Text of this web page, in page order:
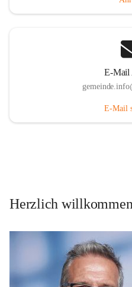
E-Mail
E-Mail
Herzlich willkommen